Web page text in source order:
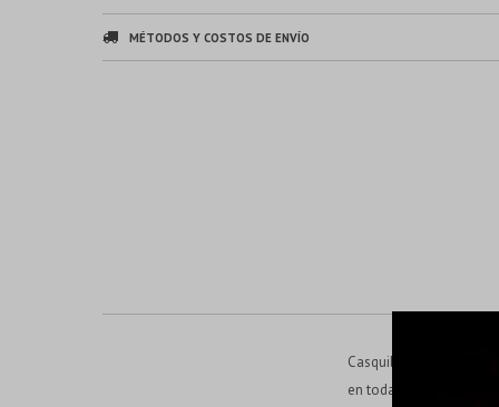
MÉTODOS Y COSTOS DE ENVÍO
Casquillo grande de
en todas las caras.